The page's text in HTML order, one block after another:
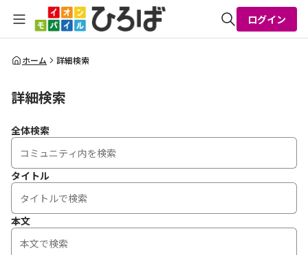
全体検索
ログイン
ホーム 詳細検索
詳細検索
全体検索
タイトル
本文